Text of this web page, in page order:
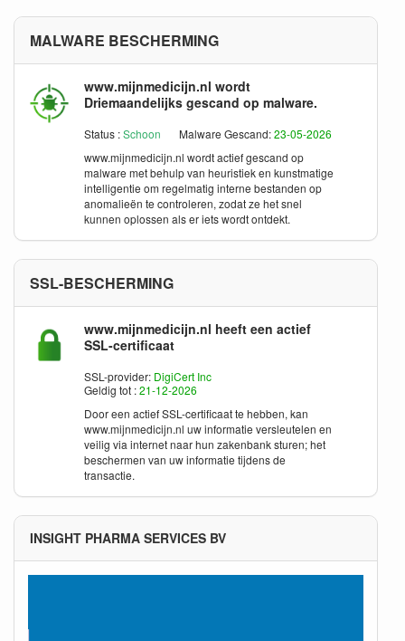
MALWARE BESCHERMING
www.mijnmedicijn.nl wordt
Driemaandelijks gescand op malware.
Malware Gescand:23-05-2026
Status :Schoon
www.mijnmedicijn.nl wordt actief gescand op
malware met behulp van heuristiek en kunstmatige
intelligentie om regelmatig interne bestanden op
anomalieën te controleren, zodat ze het snel
kunnen oplossen als er iets wordt ontdekt.
SSL-BESCHERMING
www.mijnmedicijn.nl heeft een actief
SSL-certificaat
SSL-provider: DigiCert Inc
Geldig tot :21-12-2026
Door een actief SSL-certificaat te hebben, kan
www.mijnmedicijn.nl uw informatie versleutelen en
veilig via internet naar hun zakenbank sturen; het
beschermen van uw informatie tijdens de
transactie.
INSIGHT PHARMA SERVICES BV